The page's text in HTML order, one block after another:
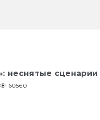
неснятые сценарии
60560